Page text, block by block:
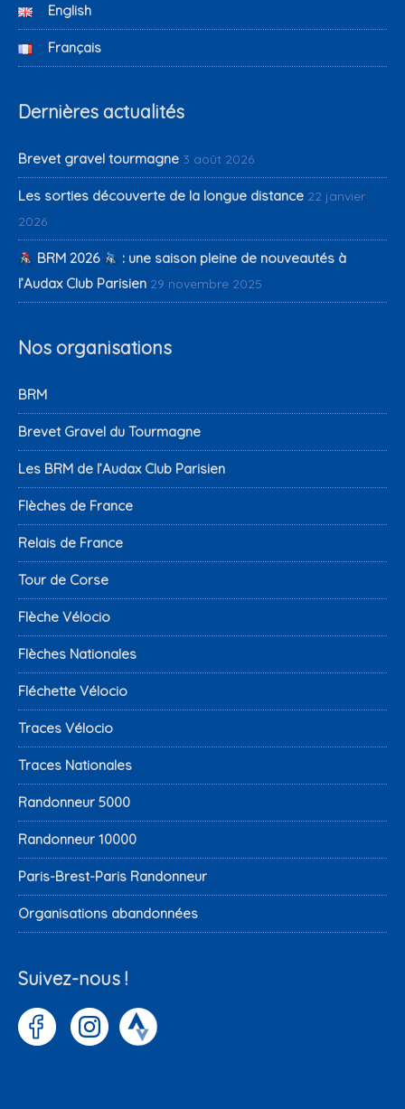
English
Français
Dernières actualités
Brevet gravel tourmagne 3 août 2026
Les sorties découverte de la longue distance 22 janvier
2026
BRM 2026
: une saison pleine de nouveautés à
l’Audax Club Parisien 29 novembre 2025
Nos organisations
BRM
Brevet Gravel du Tourmagne
Les BRM de l’Audax Club Parisien
Flèches de France
Relais de France
Tour de Corse
Flèche Vélocio
Flèches Nationales
Fléchette Vélocio
Traces Vélocio
Traces Nationales
Randonneur 5000
Randonneur 10000
Paris-Brest-Paris Randonneur
Organisations abandonnées
Suivez-nous !